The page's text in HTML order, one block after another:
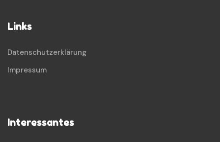
Links
Datenschutzerklärung
Impressum
Interessantes